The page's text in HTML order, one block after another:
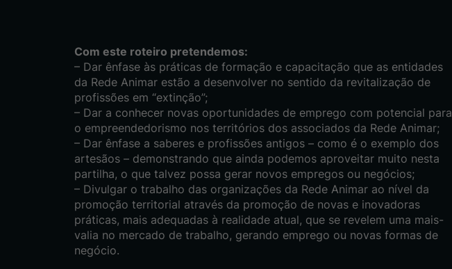
Com este roteiro pretendemos:
– Dar ênfase às práticas de formação e capacitação que as entidades
da Rede Animar estão a desenvolver no sentido da revitalização de
profissões em “extinção”;
– Dar a conhecer novas oportunidades de emprego com potencial para
o empreendedorismo nos territórios dos associados da Rede Animar;
– Dar ênfase a saberes e profissões antigos – como é o exemplo dos
artesãos – demonstrando que ainda podemos aproveitar muito nesta
partilha, o que talvez possa gerar novos empregos ou negócios;
– Divulgar o trabalho das organizações da Rede Animar ao nível da
promoção territorial através da promoção de novas e inovadoras
práticas, mais adequadas à realidade atual, que se revelem uma mais-
valia no mercado de trabalho, gerando emprego ou novas formas de
negócio.